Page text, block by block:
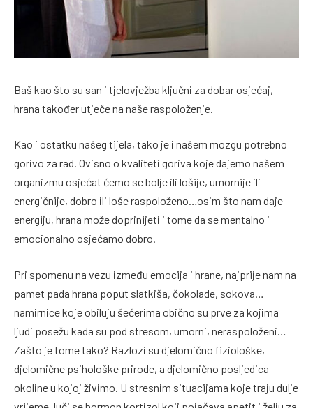
Baš kao što su san i tjelovježba ključni za dobar osjećaj,
hrana također utječe na naše raspoloženje.
Kao i ostatku našeg tijela, tako je i našem mozgu potrebno
gorivo za rad. Ovisno o kvaliteti goriva koje dajemo našem
organizmu osjećat ćemo se bolje ili lošije, umornije ili
energičnije, dobro ili loše raspoloženo…osim što nam daje
energiju, hrana može doprinijeti i tome da se mentalno i
emocionalno osjećamo dobro.
Pri spomenu na vezu između emocija i hrane, najprije nam na
pamet pada hrana poput slatkiša, čokolade, sokova…
namirnice koje obiluju šećerima obično su prve za kojima
ljudi posežu kada su pod stresom, umorni, neraspoloženi…
Zašto je tome tako? Razlozi su djelomično fiziološke,
djelomične psihološke prirode, a djelomično posljedica
okoline u kojoj živimo. U stresnim situacijama koje traju dulje